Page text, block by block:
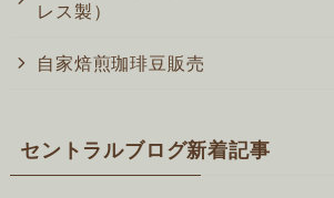
レス製）
自家焙煎珈琲豆販売
セントラルブログ新着記事